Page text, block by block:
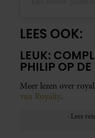
LEES OOK:
LEUK:
PHILIP OP
Meer lezen over
van Royalty.